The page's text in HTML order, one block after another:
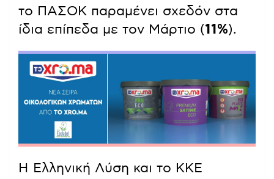
το ΠΑΣΟΚ παραμένει σχεδόν στα
ίδια επίπεδα με τον Μάρτιο (11%).
Η Ελληνική Λύση και το ΚΚΕ